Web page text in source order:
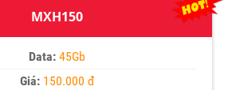
MXH150
Data: 45Gb
Giá: 150.000 đ